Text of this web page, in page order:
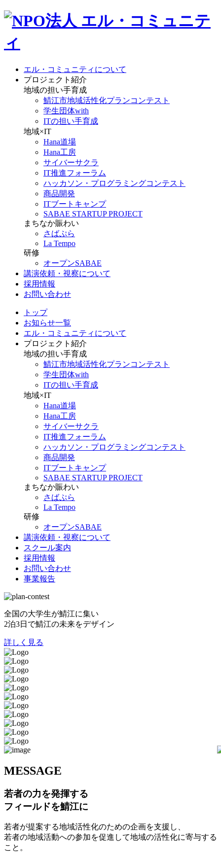
エル・コミュニティについて
プロジェクト紹介
地域の担い手育成
鯖江市地域活性化プランコンテスト
学生団体with
ITの担い手育成
地域×IT
Hana道場
Hana工房
サイバーサクラ
IT推進フォーラム
ハッカソン・プログラミングコンテスト
商品開発
ITブートキャンプ
SABAE STARTUP PROJECT
まちなか賑わい
さばぷら
La Tempo
研修
オープンSABAE
講演依頼・視察について
採用情報
お問い合わせ
トップ
お知らせ一覧
エル・コミュニティについて
プロジェクト紹介
地域の担い手育成
鯖江市地域活性化プランコンテスト
学生団体with
ITの担い手育成
地域×IT
Hana道場
Hana工房
サイバーサクラ
IT推進フォーラム
ハッカソン・プログラミングコンテスト
商品開発
ITブートキャンプ
SABAE STARTUP PROJECT
まちなか賑わい
さばぷら
La Tempo
研修
オープンSABAE
講演依頼・視察について
スクール案内
採用情報
お問い合わせ
事業報告
全国の大学生が鯖江に集い
2泊3日で鯖江の未来をデザイン
詳しく見る
MESSAGE
若者の力を発揮する
フィールドを鯖江に
若者が提案する地域活性化のための企画を支援し、
若者の地域活動への参加を促進して地域の活性化に寄与する
こと。